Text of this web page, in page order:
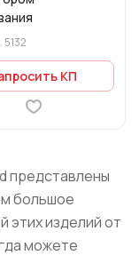
5132
КП
представлены
большое
этих изделий от
можете